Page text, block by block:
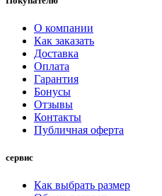
О компании
Как заказать
Доставка
Оплата
Гарантия
Бонусы
Отзывы
Контакты
Публичная оферта
сервис
Как выбрать размер